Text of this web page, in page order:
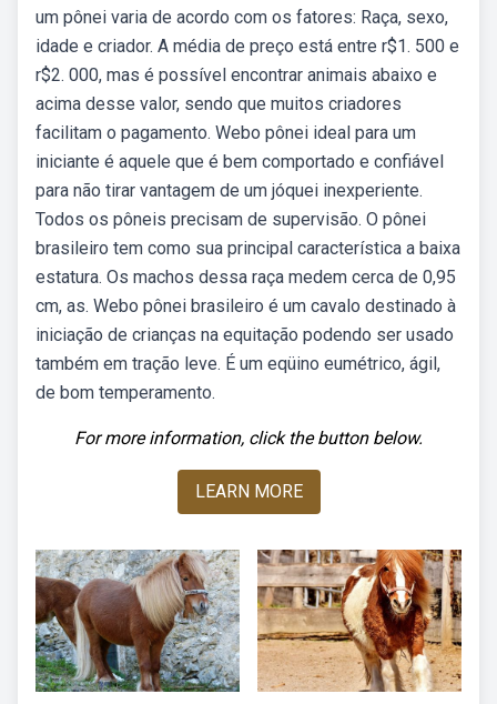
um pônei varia de acordo com os fatores: Raça, sexo,
idade e criador. A média de preço está entre r$1. 500 e
r$2. 000, mas é possível encontrar animais abaixo e
acima desse valor, sendo que muitos criadores
facilitam o pagamento. Webo pônei ideal para um
iniciante é aquele que é bem comportado e confiável
para não tirar vantagem de um jóquei inexperiente.
Todos os pôneis precisam de supervisão. O pônei
brasileiro tem como sua principal característica a baixa
estatura. Os machos dessa raça medem cerca de 0,95
cm, as. Webo pônei brasileiro é um cavalo destinado à
iniciação de crianças na equitação podendo ser usado
também em tração leve. É um eqüino eumétrico, ágil,
de bom temperamento.
For more information, click the button below.
LEARN MORE